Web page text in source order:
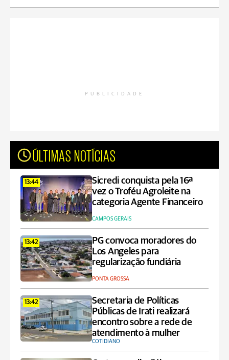
PUBLICIDADE
ÚLTIMAS NOTÍCIAS
13:44
Sicredi conquista pela 16ª
vez o Troféu Agroleite na
categoria Agente Financeiro
CAMPOS GERAIS
13:42
PG convoca moradores do
Los Angeles para
regularização fundiária
PONTA GROSSA
13:42
Secretaria de Políticas
Públicas de Irati realizará
encontro sobre a rede de
atendimento à mulher
COTIDIANO